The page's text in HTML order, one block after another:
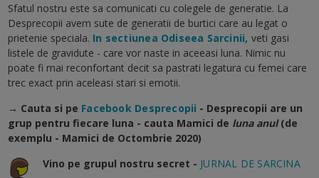
Sfatul nostru este sa comunicati cu colegele de generatie. La
Desprecopii avem sute de generatii de burtici care au legat o
prietenie speciala. In sectiunea Odiseea Sarcinii, veti gasi
listele de gravidute - care vor naste in aceeasi luna. Nimic nu
poate fi mai reconfortant decit sa pastrati legatura cu femei care
trec exact prin aceleasi stari si emotii.
→ Cauta si pe Facebook Desprecopii - Desprecopii are un
grup pentru fiecare luna - cauta Mamici de luna anul (de
exemplu - Mamici de Octombrie 2020)
Vino pe grupul nostru secret - JURNAL DE SARCINA